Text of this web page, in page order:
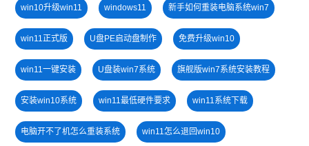
win10升级win11 windows11 新手如何重装电脑系统win7
win11正式版 U盘PE启动盘制作 免费升级win10
win11一键安装 U盘装win7系统 旗舰版win7系统安装教程
安装win10系统 win11最低硬件要求 win11系统下载
电脑开不了机怎么重装系统 win11怎么退回win10